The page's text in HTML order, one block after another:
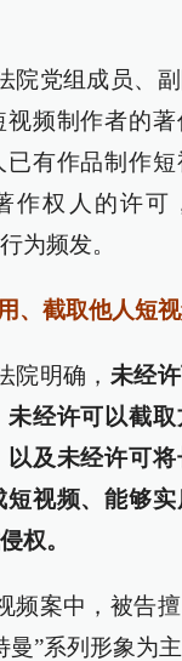
院党组成员、
视频制作者的
有作品制作
作权人的许可
为频发。
、截取他人短
院明确， 未经
未经许可以截
及未经许可
短视频、能够
权。
频案中，被告
曼”系列形象为